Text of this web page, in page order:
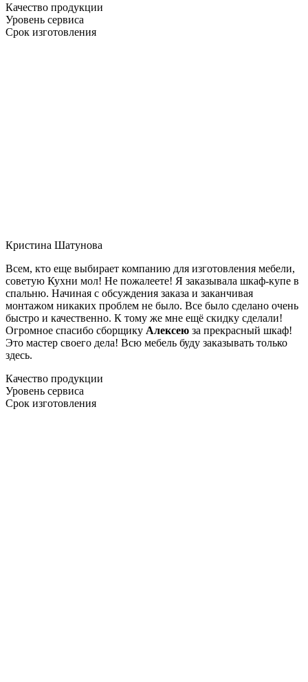
Качество продукции
Уровень сервиса
Срок изготовления
Кристина Шатунова
Всем, кто еще выбирает компанию для изготовления мебели,
советую Кухни мол! Не пожалеете! Я заказывала шкаф-купе в
спальню. Начиная с обсуждения заказа и заканчивая
монтажом никаких проблем не было. Все было сделано очень
быстро и качественно. К тому же мне ещё скидку сделали!
Огромное спасибо сборщику Алексею за прекрасный шкаф!
Это мастер своего дела! Всю мебель буду заказывать только
здесь.
Качество продукции
Уровень сервиса
Срок изготовления